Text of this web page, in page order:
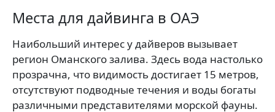
Места для дайвинга в ОАЭ
Наибольший интерес у дайверов вызывает
регион Оманского залива. Здесь вода настолько
прозрачна, что видимость достигает 15 метров,
отсутствуют подводные течения и воды богаты
различными представителями морской фауны.